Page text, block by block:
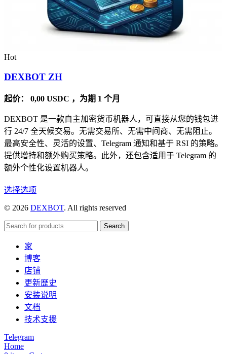
Hot
DEXBOT ZH
起价： 0,00 USDC ，为期 1 个月
DEXBOT 是一款自主加密货币机器人，可直接从您的钱包进
行 24/7 全天候交易。无需交易所、无需中间商、无需阻止。
最高安全性、灵活的设置、Telegram 通知和基于 RSI 的策略。
提供增持和额外购买策略。此外，还包含适用于 Telegram 的
额外个性化设置机器人。
选择选项本
品
有
变
体。
可
在
产
品
© 2026 DEXBOT. All rights reserved
Search
家
博客
店铺
更新歷史
安装说明
文档
技术支援
Telegram
Home